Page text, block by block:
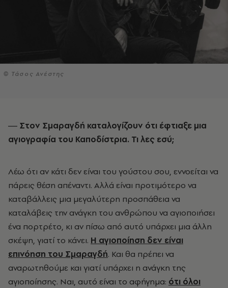
© Τάσος Ανέστης
― Στον Σμαραγδή καταλογίζουν ότι έφτιαξε μια
αγιογραφία του Καποδίστρια. Τι λες εσύ;
Λέω ότι αν κάτι δεν είναι του γούστου σου, εννοείται να
πάρεις θέση απέναντι. Αλλά είναι προτιμότερο να
καταβάλλεις μια μεγαλύτερη προσπάθεια να
καταλάβεις την ανάγκη του ανθρώπου να αγιοποιήσει
ένα πορτρέτο, κι αν πίσω από αυτό υπάρχει μια άλλη
σκέψη, γιατί το κάνει. Η αγιοποίηση δεν είναι
επινόηση του Σμαραγδή. Και θα πρέπει να
αναρωτηθούμε και γιατί υπάρχει η ανάγκη της
αγιοποίησης. Ναι, αυτό είναι το αφήγημα: ότι όλοι